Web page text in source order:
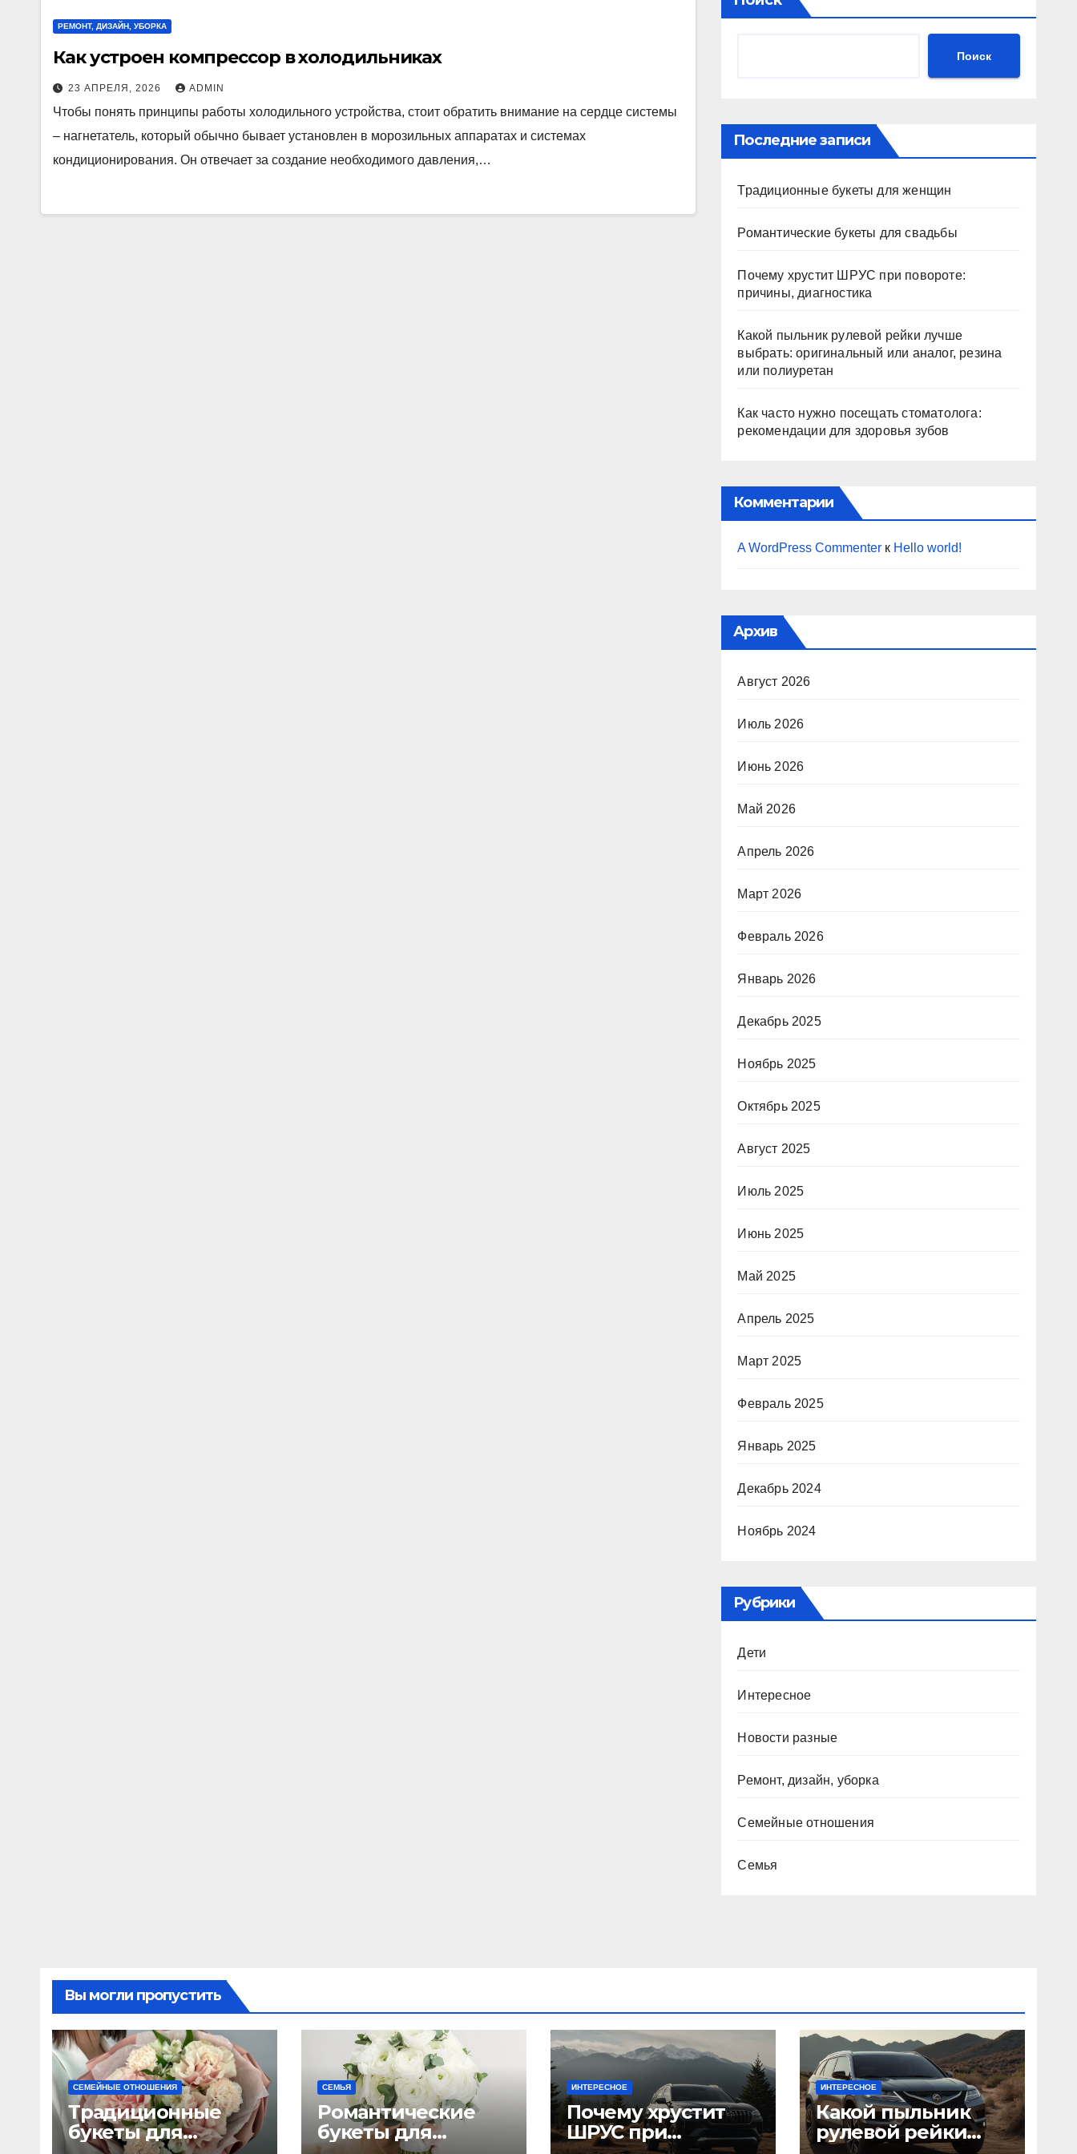
РЕМОНТ, ДИЗАЙН, УБОРКА
Как устроен компрессор в холодильниках
23 АПРЕЛЯ, 2026 ADMIN
Чтобы понять принципы работы холодильного устройства, стоит обратить внимание на сердце системы
– нагнетатель, который обычно бывает установлен в морозильных аппаратах и системах
кондиционирования. Он отвечает за создание необходимого давления,…
Поиск
Последние записи
Традиционные букеты для женщин
Романтические букеты для свадьбы
Почему хрустит ШРУС при повороте:
причины, диагностика
Какой пыльник рулевой рейки лучше
выбрать: оригинальный или аналог, резина
или полиуретан
Как часто нужно посещать стоматолога:
рекомендации для здоровья зубов
Комментарии
A WordPress Commenter к Hello world!
Архив
Август 2026
Июль 2026
Июнь 2026
Май 2026
Апрель 2026
Март 2026
Февраль 2026
Январь 2026
Декабрь 2025
Ноябрь 2025
Октябрь 2025
Август 2025
Июль 2025
Июнь 2025
Май 2025
Апрель 2025
Март 2025
Февраль 2025
Январь 2025
Декабрь 2024
Ноябрь 2024
Рубрики
Дети
Интересное
Новости разные
Ремонт, дизайн, уборка
Семейные отношения
Семья
Вы могли пропустить
СЕМЕЙНЫЕ ОТНОШЕНИЯ
Традиционные
букеты для
СЕМЬЯ
Романтические
букеты для
ИНТЕРЕСНОЕ
Почему хрустит
ШРУС при
ИНТЕРЕСНОЕ
Какой пыльник
рулевой рейки